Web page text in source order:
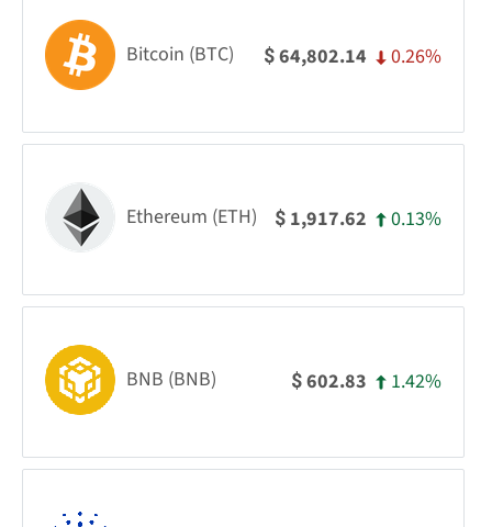
Bitcoin (BTC) $64,802.14 0.26%
Ethereum (ETH) $ 1,917.62 0.13%
BNB (BNB) $602.83 1.42%